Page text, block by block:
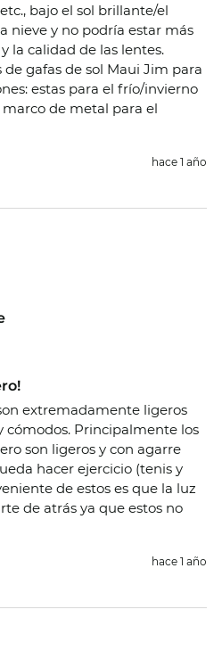
bajo el sol brillante/el
nieve y no podría estar más
la calidad de las lentes.
gafas de sol Maui Jim para
estas para el frío/invierno
de metal para el
hace 1 año
extremadamente ligeros
cómodos. Principalmente los
son ligeros y con agarre
hacer ejercicio (tenis y
de estos es que la luz
de atrás ya que estos no
hace 1 año